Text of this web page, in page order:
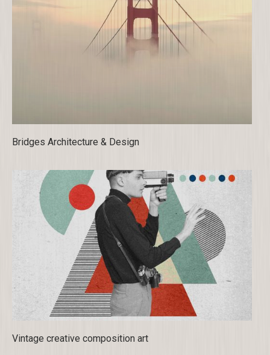
Bridges Architecture & Design
Vintage creative composition art